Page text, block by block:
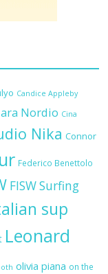
Candice Appleby
Nordio Cina
Nika Connor
Federico Benettolo
FISW Surfing
sup
Leonard
olivia piana on the